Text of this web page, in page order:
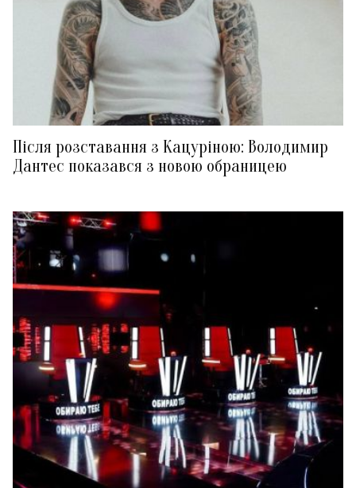
Після розставання з Кацуріною: Володимир
Дантес показався з новою обраницею